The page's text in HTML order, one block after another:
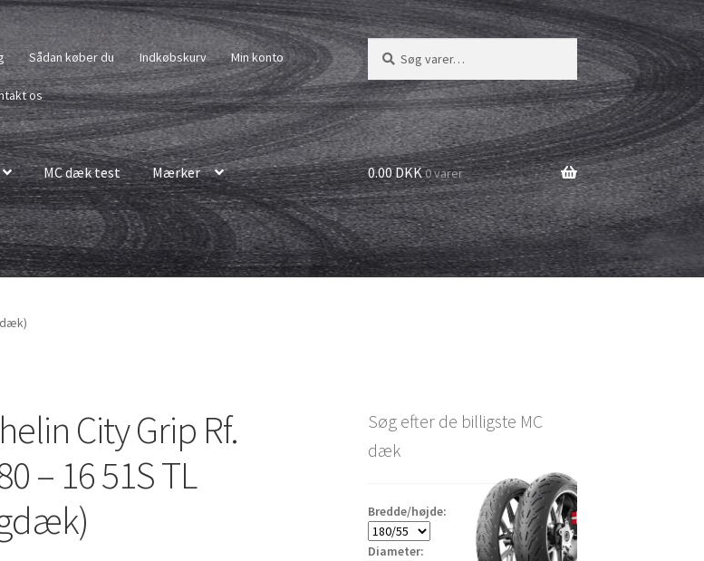
Sådan køber du Indkøbskurv Min konto
os
Søg
efter:
Søg
MC dæk test Mærker 0.00 DKK0 varer
City Grip Rf.
– 16 51S TL
Søg efter de billigste MC
dæk
Bredde/højde:
Diameter: